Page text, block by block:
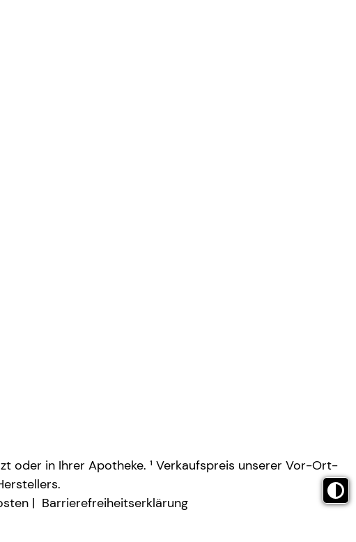
oder in Ihrer Apotheke. ¹ Verkaufspreis unserer Vor-Ort-
Barrierefreiheitserklärung